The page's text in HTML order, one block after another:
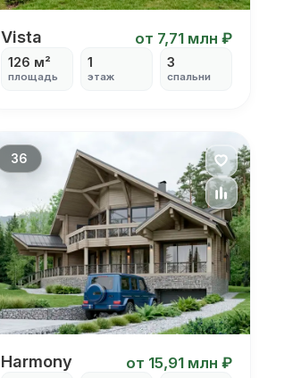
Vista
Vista от 7,71 млн ₽
126 м²
площадь
1
этаж
3
спальни
36
Harmony
Harmony от 15,91 млн ₽